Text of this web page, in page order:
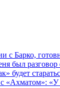
с Барко,
был
будет
«Ахматом»: «У